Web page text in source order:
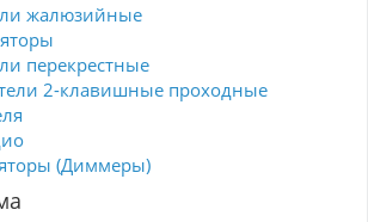
жалюзийные
перекрестные
2-клавишные проходные
(Диммеры)